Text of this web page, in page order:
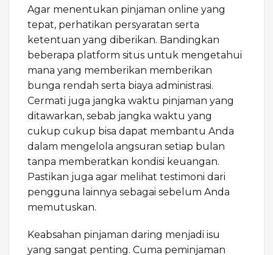
Agar menentukan pinjaman online yang
tepat, perhatikan persyaratan serta
ketentuan yang diberikan. Bandingkan
beberapa platform situs untuk mengetahui
mana yang memberikan memberikan
bunga rendah serta biaya administrasi.
Cermati juga jangka waktu pinjaman yang
ditawarkan, sebab jangka waktu yang
cukup cukup bisa dapat membantu Anda
dalam mengelola angsuran setiap bulan
tanpa memberatkan kondisi keuangan.
Pastikan juga agar melihat testimoni dari
pengguna lainnya sebagai sebelum Anda
memutuskan.
Keabsahan pinjaman daring menjadi isu
yang sangat penting. Cuma peminjaman